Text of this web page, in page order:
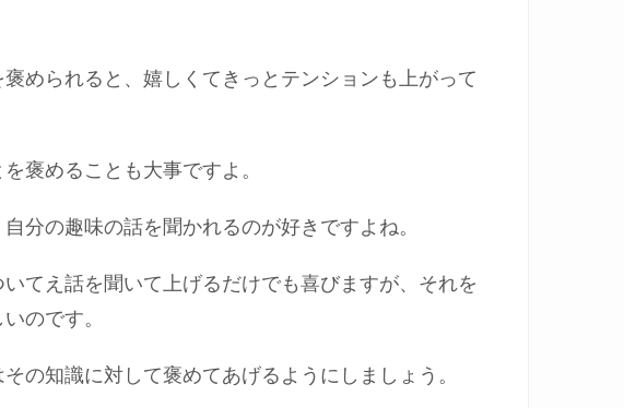
められると、嬉しくてきっとテンションも上がって
褒めることも大事ですよ。
分の趣味の話を聞かれるのが好きですよね。
てえ話を聞いて上げるだけでも喜びますが、それを
のです。
の知識に対して褒めてあげるようにしましょう。